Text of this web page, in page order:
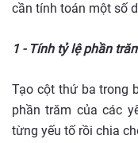
cần tính toán một số
1 - Tính tỷ lệ phần
Tạo cột thứ ba trong
phần trăm của các
từng yếu tố rồi chia